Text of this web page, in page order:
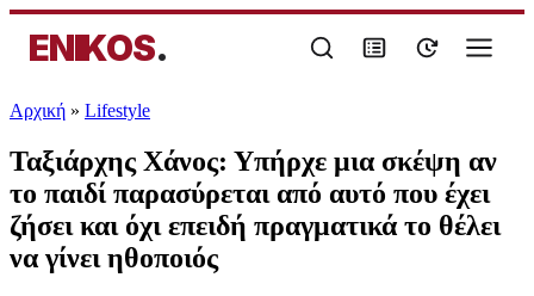
ENIKOS.
Αρχική » Lifestyle
Ταξιάρχης Χάνος: Υπήρχε μια σκέψη αν
το παιδί παρασύρεται από αυτό που έχει
ζήσει και όχι επειδή πραγματικά το θέλει
να γίνει ηθοποιός